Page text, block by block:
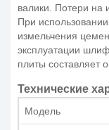
валики. Потери на
При
измельчения
эксплуатации
плиты составляет
Технические
Модель